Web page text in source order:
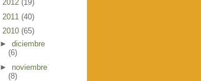
2012 (19)
2011 (40)
2010 (65)
► diciembre
(6)
► noviembre
(8)